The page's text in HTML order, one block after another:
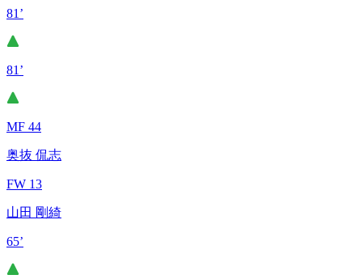
81’
81’
MF 44
奥抜 侃志
FW 13
山田 剛綺
65’